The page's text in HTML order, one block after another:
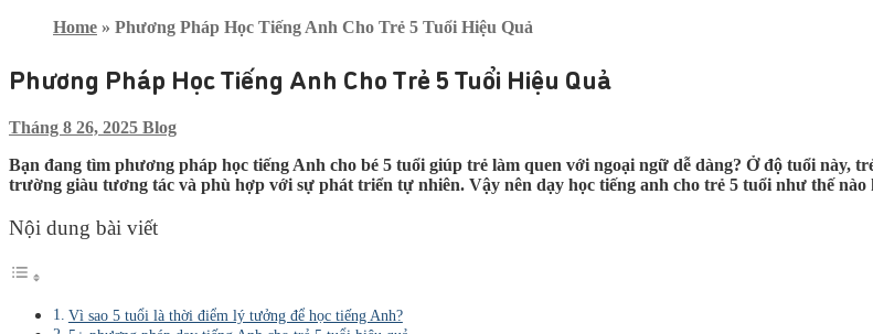
Home » Phương Pháp Học Tiếng Anh Cho Trẻ 5 Tuổi Hiệu Quả
Phương Pháp Học Tiếng Anh Cho Trẻ 5 Tuổi Hiệu Quả
Tháng 8 26, 2025 Blog
Bạn đang tìm phương pháp học tiếng Anh cho bé 5 tuổi giúp trẻ làm quen với ngoại ngữ dễ dàng? Ở độ tuổi
trường giàu tương tác và phù hợp với sự phát triển tự nhiên. Vậy nên dạy học tiếng anh cho trẻ 5 tuổi như thế nào
Nội dung bài viết
Vì sao 5 tuổi là thời điểm lý tưởng để học tiếng Anh?